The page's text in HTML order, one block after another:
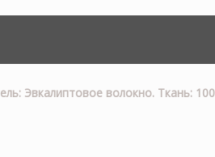
Эвкалиптовое волокно. Ткань: